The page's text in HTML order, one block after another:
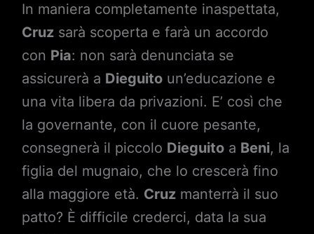
In maniera completamente inaspettata,
Cruzsarà scoperta e farà un accordo
con Pia: non sarà denunciata se
assicurerà a Dieguitoun’educazione e
una vita libera da privazioni. E’ così che
la governante, con il cuore pesante,
consegnerà il piccolo Dieguitoa Beni, la
figlia del mugnaio, che lo crescerà fino
alla maggiore età. Cruzmanterrà il suo
patto? È difficile crederci, data la sua